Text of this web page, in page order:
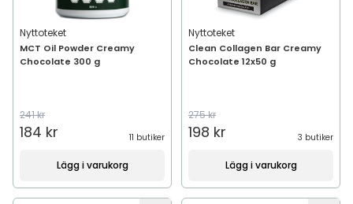
Nyttoteket
MCT Oil Powder Creamy
Chocolate 300 g
241 kr
184 kr 11 butiker
Lägg i varukorg
Nyttoteket
Clean Collagen Bar Creamy
Chocolate 12x50 g
275 kr
198 kr 3 butiker
Lägg i varukorg